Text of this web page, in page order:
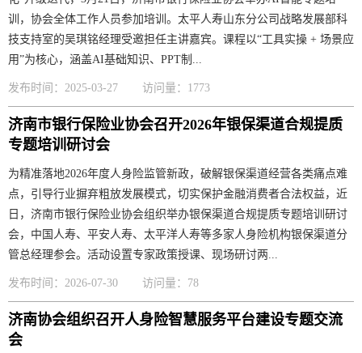
训，协会全体工作人员参加培训。太平人寿山东分公司战略发展部科
技支持室的吴琪铭经理受邀担任主讲嘉宾。课程以“工具实操 + 场景应
用”为核心，涵盖AI基础知识、PPT制...
发布时间：2025-03-27 访问量：1773
济南市银行保险业协会召开2026年银保渠道合规提质
专题培训研讨会
为精准落地2026年度人身险监管新政，破解银保渠道经营各类痛点难
点，引导行业摒弃粗放发展模式，切实保护金融消费者合法权益，近
日，济南市银行保险业协会组织举办银保渠道合规提质专题培训研讨
会，中国人寿、平安人寿、太平洋人寿等多家人身险机构银保渠道分
管总经理参会。活动设置专家政策授课、现场研讨两...
发布时间：2026-07-30 访问量：78
济南协会组织召开人身险智慧服务平台建设专题交流
会